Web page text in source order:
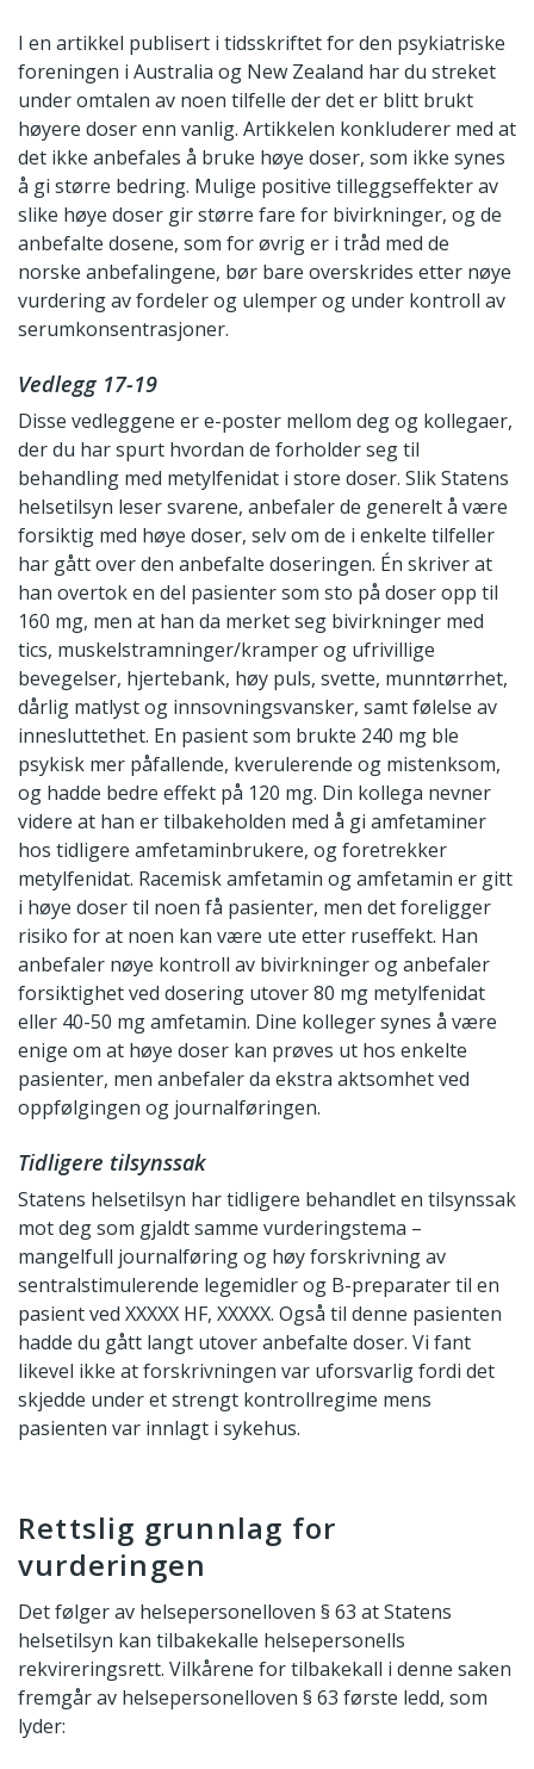
I en artikkel publisert i tidsskriftet for den psykiatriske
foreningen i Australia og New Zealand har du streket
under omtalen av noen tilfelle der det er blitt brukt
høyere doser enn vanlig. Artikkelen konkluderer med at
det ikke anbefales å bruke høye doser, som ikke synes
å gi større bedring. Mulige positive tilleggseffekter av
slike høye doser gir større fare for bivirkninger, og de
anbefalte dosene, som for øvrig er i tråd med de
norske anbefalingene, bør bare overskrides etter nøye
vurdering av fordeler og ulemper og under kontroll av
serumkonsentrasjoner.
Vedlegg 17-19
Disse vedleggene er e-poster mellom deg og kollegaer,
der du har spurt hvordan de forholder seg til
behandling med metylfenidat i store doser. Slik Statens
helsetilsyn leser svarene, anbefaler de generelt å være
forsiktig med høye doser, selv om de i enkelte tilfeller
har gått over den anbefalte doseringen. Én skriver at
han overtok en del pasienter som sto på doser opp til
160 mg, men at han da merket seg bivirkninger med
tics, muskelstramninger/kramper og ufrivillige
bevegelser, hjertebank, høy puls, svette, munntørrhet,
dårlig matlyst og innsovningsvansker, samt følelse av
innesluttethet. En pasient som brukte 240 mg ble
psykisk mer påfallende, kverulerende og mistenksom,
og hadde bedre effekt på 120 mg. Din kollega nevner
videre at han er tilbakeholden med å gi amfetaminer
hos tidligere amfetaminbrukere, og foretrekker
metylfenidat. Racemisk amfetamin og amfetamin er gitt
i høye doser til noen få pasienter, men det foreligger
risiko for at noen kan være ute etter ruseffekt. Han
anbefaler nøye kontroll av bivirkninger og anbefaler
forsiktighet ved dosering utover 80 mg metylfenidat
eller 40-50 mg amfetamin. Dine kolleger synes å være
enige om at høye doser kan prøves ut hos enkelte
pasienter, men anbefaler da ekstra aktsomhet ved
oppfølgingen og journalføringen.
Tidligere tilsynssak
Statens helsetilsyn har tidligere behandlet en tilsynssak
mot deg som gjaldt samme vurderingstema –
mangelfull journalføring og høy forskrivning av
sentralstimulerende legemidler og B-preparater til en
pasient ved XXXXX HF, XXXXX. Også til denne pasienten
hadde du gått langt utover anbefalte doser. Vi fant
likevel ikke at forskrivningen var uforsvarlig fordi det
skjedde under et strengt kontrollregime mens
pasienten var innlagt i sykehus.
Rettslig grunnlag for
vurderingen
Det følger av helsepersonelloven § 63 at Statens
helsetilsyn kan tilbakekalle helsepersonells
rekvireringsrett. Vilkårene for tilbakekall i denne saken
fremgår av helsepersonelloven § 63 første ledd, som
lyder: